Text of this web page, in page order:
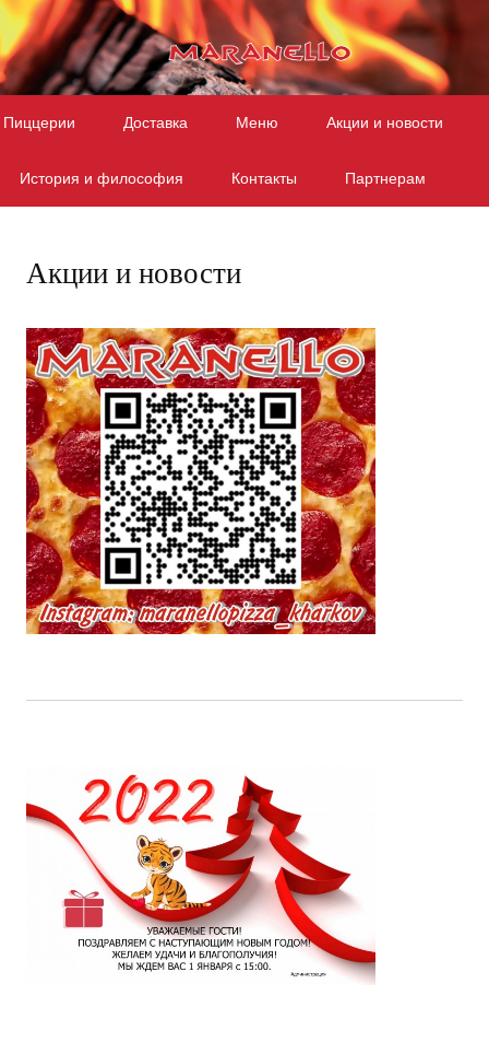
Пиццерии Доставка Меню Акции и новости
История и философия Контакты Партнерам
Акции и новости